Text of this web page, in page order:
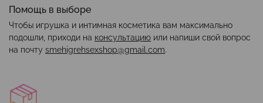
Помощь в выборе
Чтобы игрушка и интимная косметика вам максимально
подошли, приходи на консультацию или напиши свой вопрос
на почту smehigrehsexshop@gmail.com.